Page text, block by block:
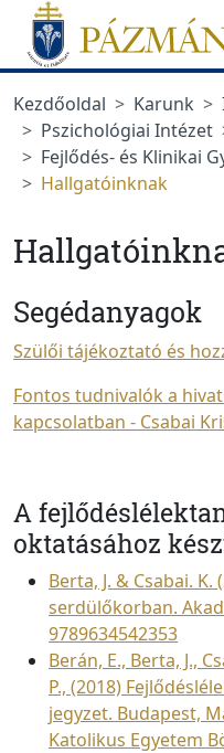
Ugrás a menüre
Ugrás a tartalomra
Kezdőoldal
Karunk
Pszichológiai Intézet
Fejlődés- és Klinikai
Hallgatóinknak
Segédanyagok
Szülői tájékoztató és
Fontos tudnivalók a
kapcsolatban - Csabai
A
oktatásához
Berta, J. & Csabai.
serdülőkorban.
9789634542353
Berán, E., Berta, J.,
P., (2018)
jegyzet. Budapest,
Katolikus Egyetem